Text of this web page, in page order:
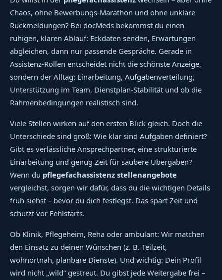
Chaos, ohne Bewerbungs-Marathon und ohne unklare
Rückmeldungen? Bei docMeds bekommst du einen
ruhigen, klaren Ablauf: Eckdaten senden, Erwartungen
abgleichen, dann nur passende Gespräche. Gerade in
Assistenz-Rollen entscheidet nicht die schönste Anzeige,
sondern der Alltag: Einarbeitung, Aufgabenverteilung,
Unterstützung im Team, Dienstplan-Stabilität und ob die
Rahmenbedingungen realistisch sind.
Viele Stellen wirken auf den ersten Blick gleich. Doch die
Unterschiede sind groß: Wie klar sind Aufgaben definiert?
Gibt es verlässliche Ansprechpartner, eine strukturierte
Einarbeitung und genug Zeit für saubere Übergaben?
Wenn du pflegefachassistenz stellenangebote
vergleichst, sorgen wir dafür, dass du die wichtigen Details
früh siehst – bevor du dich festlegst. Das spart Zeit und
schützt vor Fehlstarts.
Ob Klinik, Pflegeheim, Reha oder ambulant: Wir matchen
den Einsatz zu deinen Wünschen (z. B. Teilzeit,
wohnortnah, planbare Dienste). Und wichtig: Dein Profil
wird nicht „wild“ gestreut. Du gibst jede Weitergabe frei –